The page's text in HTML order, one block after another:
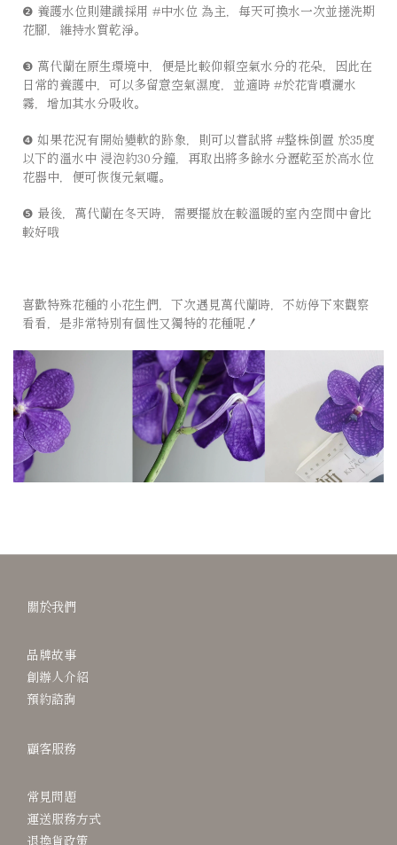
❷ 養護水位則建議採用 #中水位 為主，每天可換水一次並搓洗期
花腳，維持水質乾淨。 ⠀⠀⠀⠀⠀⠀⠀⠀⠀
❸ 萬代蘭在原生環境中，便是比較仰賴空氣水分的花朵，因此在
日常的養護中，可以多留意空氣濕度，並適時 #於花背噴灑水
霧，增加其水分吸收。 ⠀⠀⠀⠀⠀⠀⠀⠀⠀
❹ 如果花況有開始變軟的跡象，則可以嘗試將 #整株倒置 於35度
以下的溫水中 浸泡約30分鐘，再取出將多餘水分瀝乾至於高水位
花器中，便可恢復元氣囉。 ⠀⠀⠀⠀⠀⠀⠀⠀⠀
❺ 最後，萬代蘭在冬天時，需要擺放在較溫暖的室內空間中會比
較好哦 ⠀⠀⠀⠀⠀⠀⠀⠀⠀ ⠀⠀⠀⠀⠀⠀⠀⠀⠀
喜歡特殊花種的小花生們，下次遇見萬代蘭時，不妨停下來觀察
看看，是非常特別有個性又獨特的花種呢！
關於我們
品牌故事
創辦人介紹
預約諮詢
顧客服務
常見問題
運送服務方式
退換貨政策